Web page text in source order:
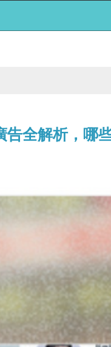
全解析，哪